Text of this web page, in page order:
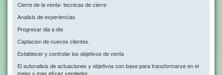
Cierre de la venta- tecnicas de cierre
Analisis de experiencias
Progresar dia a dia
Captacion de nuevos clientes.
Establecer y controlar los objetivos de venta
El autonalisis de actuaciones y objetivos con base para transformarse en el
mejor y mas eficaz vendedor.